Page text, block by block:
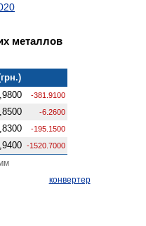
металлов
-381.9100
-6.2600
-195.1500
-1520.7000
конвертер